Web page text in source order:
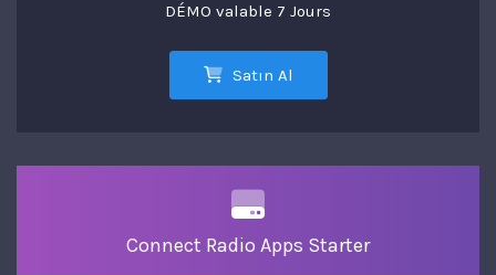
DÉMO valable 7 Jours
Satın Al
Connect Radio Apps Starter